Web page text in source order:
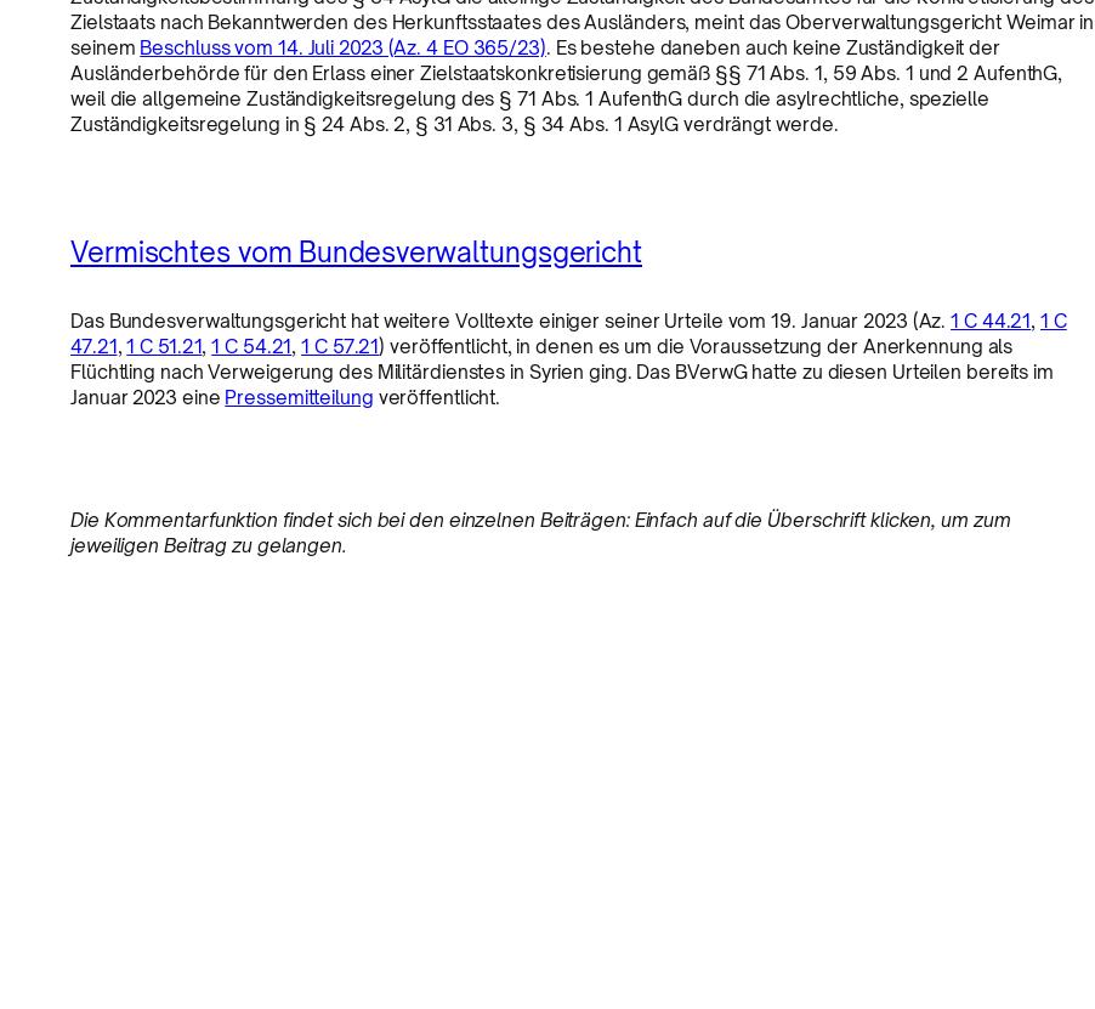
Zielstaats nach Bekanntwerden des Herkunftsstaates des Ausländers, meint das Oberverwaltungsgericht Weimar in
seinem Beschluss vom 14. Juli 2023 (Az. 4 EO 365/23). Es bestehe daneben auch keine Zuständigkeit der
Ausländerbehörde für den Erlass einer Zielstaatskonkretisierung gemäß §§ 71 Abs. 1, 59 Abs. 1 und 2 AufenthG,
weil die allgemeine Zuständigkeitsregelung des § 71 Abs. 1 AufenthG durch die asylrechtliche, spezielle
Zuständigkeitsregelung in § 24 Abs. 2, § 31 Abs. 3, § 34 Abs. 1 AsylG verdrängt werde.
Vermischtes vom Bundesverwaltungsgericht
Das Bundesverwaltungsgericht hat weitere Volltexte einiger seiner Urteile vom 19. Januar 2023 (Az.1 C 44.21,1 C
47.21,1 C 51.21,1 C 54.21,1 C 57.21) veröffentlicht, in denen es um die Voraussetzung der Anerkennung als
Flüchtling nach Verweigerung des Militärdienstes in Syrien ging. Das BVerwG hatte zu diesen Urteilen bereits im
Januar 2023 eine Pressemitteilung veröffentlicht.
Die Kommentarfunktion findet sich bei den einzelnen Beiträgen: Einfach auf die Überschrift klicken, um zum
jeweiligen Beitrag zu gelangen.